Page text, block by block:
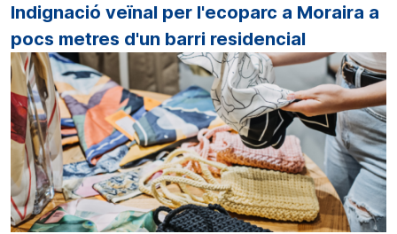
Indignació veïnal per l'ecoparc a Moraira a
pocs metres d'un barri residencial